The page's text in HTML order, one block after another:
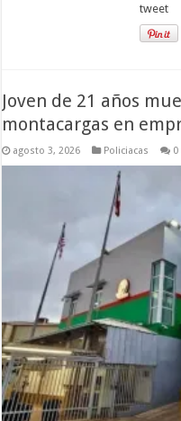
tweet
Joven de 21 años
montacargas en
agosto 3, 2026 Policiacas 0